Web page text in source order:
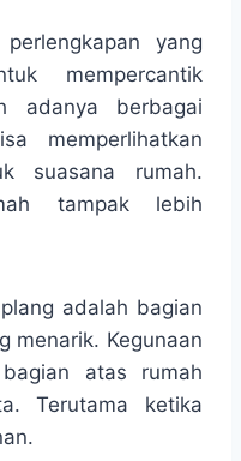
yang
mempercantik
adanya berbagai
memperlihatkan
suasana rumah.
tampak lebih
adalah bagian
menarik. Kegunaan
atas rumah
Terutama ketika